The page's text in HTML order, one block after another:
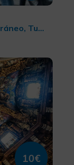
Red de centros Arte Contemporáneo, Turismo cultural
10€